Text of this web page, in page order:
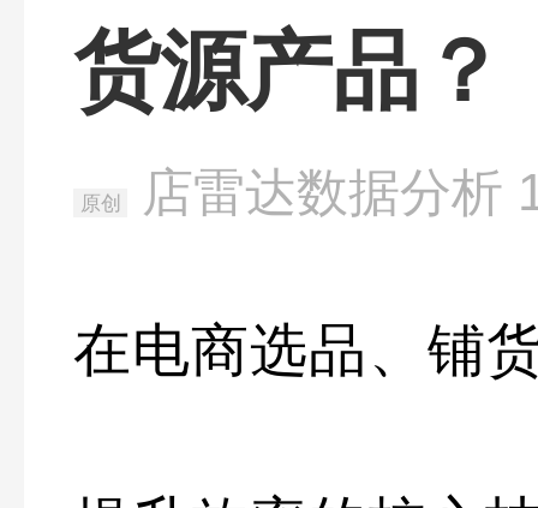
货源产品？
原创 店雷达数据分析
在电商选品、铺